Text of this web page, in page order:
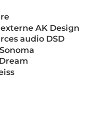
AK Design
audio DSD